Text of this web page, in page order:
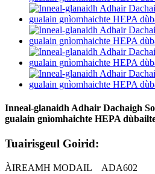
Inneal-glanaidh Adhair Dachaigh
gualain gnìomhaichte HEPA
Tuairisgeul Goirid:
ÀIREAMH MODAIL
ADA602